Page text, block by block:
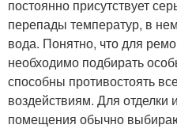
постоянно присутствует
перепады температур, в
вода. Понятно, что для
необходимо подбирать
способны противостоять
воздействиям. Для отделки
помещения обычно